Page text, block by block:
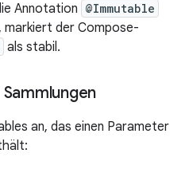
Annotation @Immutable
markiert der Compose-
als stabil.
an, das einen Parameter